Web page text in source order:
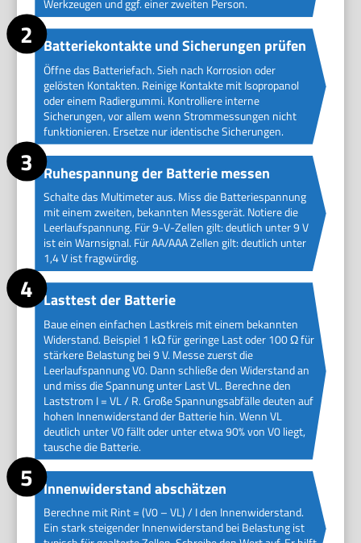
Werkzeugen und ggf. einer zweiten Person.
Batteriekontakte und Sicherungen prüfen
Öffne das Batteriefach. Sieh nach Korrosion oder
gelösten Kontakten. Reinige Kontakte mit Isopropanol
oder einem Radiergummi. Kontrolliere interne
Sicherungen, vor allem wenn Strommessungen nicht
funktionieren. Ersetze nur identische Sicherungen.
Ruhespannung der Batterie messen
Schalte das Multimeter aus. Miss die Batteriespannung
mit einem zweiten, bekannten Messgerät. Notiere die
Leerlaufspannung. Für 9-V-Zellen gilt: deutlich unter 9 V
ist ein Warnsignal. Für AA/AAA Zellen gilt: deutlich unter
1,4 V ist fragwürdig.
Lasttest der Batterie
Baue einen einfachen Lastkreis mit einem bekannten
Widerstand. Beispiel 1 kΩ für geringe Last oder 100 Ω für
stärkere Belastung bei 9 V. Messe zuerst die
Leerlaufspannung V0. Dann schließe den Widerstand an
und miss die Spannung unter Last VL. Berechne den
Laststrom I = VL / R. Große Spannungsabfälle deuten auf
hohen Innenwiderstand der Batterie hin. Wenn VL
deutlich unter V0 fällt oder unter etwa 90% von V0 liegt,
tausche die Batterie.
Innenwiderstand abschätzen
Berechne mit Rint = (V0 – VL) / I den Innenwiderstand.
Ein stark steigender Innenwiderstand bei Belastung ist